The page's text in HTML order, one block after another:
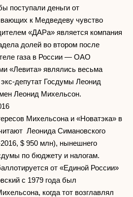
поступали деньги от
к Медведеву чувство
«ДАРа» является компания
долей во втором после
газа в России — ОАО
«Левита» являлись весьма
депутат Госдумы Леонид
Леонид Михельсон.
Михельсона и «Новатэка» в
Леонида Симановского
$ 950 млн), нынешнего
по бюджету и налогам.
от «Единой России»
с 1979 года был
когда тот возглавлял